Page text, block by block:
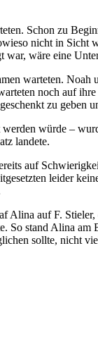
Schon zu
nicht in Sicht
war, wäre eine
warteten. Noah
noch auf
zu geben
würde –
landete.
auf
leider
Alina auf F.
So stand Alina am
sollte, nicht